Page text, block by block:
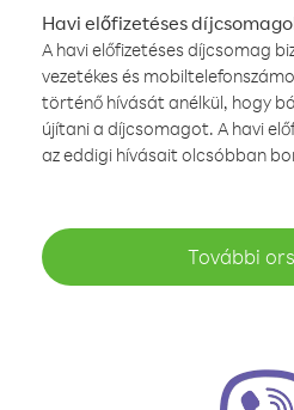
Havi előfizetéses
A havi előfizetéses díjcsomag
vezetékes és
történő hívását anélkül, hogy
újítani a díjcsomagot. A havi
az eddigi hívásait olcsóbban
További